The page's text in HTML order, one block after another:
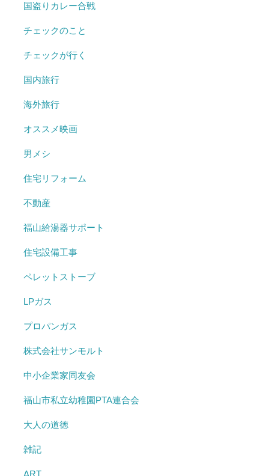
国盗りカレー合戦
チェックのこと
チェックが行く
国内旅行
海外旅行
オススメ映画
男メシ
住宅リフォーム
不動産
福山給湯器サポート
住宅設備工事
ペレットストーブ
LPガス
プロパンガス
株式会社サンモルト
中小企業家同友会
福山市私立幼稚園PTA連合会
大人の道徳
雑記